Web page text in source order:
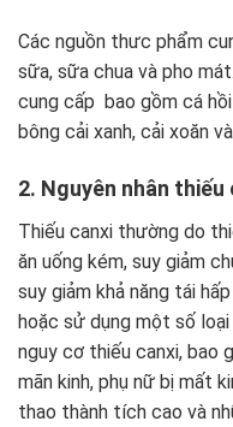
Các nguồn thưc phẩm
sữa, sữa chua và pho
cung cấp bao gồm cá
bông cải xanh, cải xoăn
2. Nguyên nhân thiếu
Thiếu canxi thường do
ăn uống kém, suy giảm
suy giảm khả năng tái
hoặc sử dụng một số
nguy cơ thiếu canxi, bao
mãn kinh, phụ nữ bị mất
thao thành tích cao và